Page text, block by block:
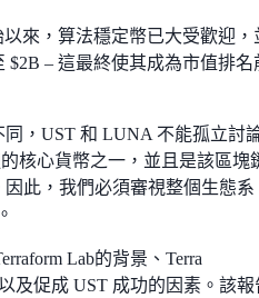
以來，算法穩定幣已大受歡迎，
$2B – 這最終使其成為市值排名
，UST 和 LUNA 不能孤立討
核心貨幣之一，並且是該區塊
此，我們必須審視整個生態系
Lab的背景、Terra
及促成 UST 成功的因素。該報